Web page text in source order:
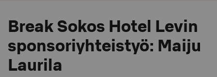
Break Sokos Hotel Levin
sponsoriyhteistyö: Maiju
Laurila